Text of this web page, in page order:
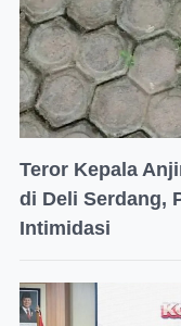
Teror Kepala
di Deli Serdang,
Intimidasi